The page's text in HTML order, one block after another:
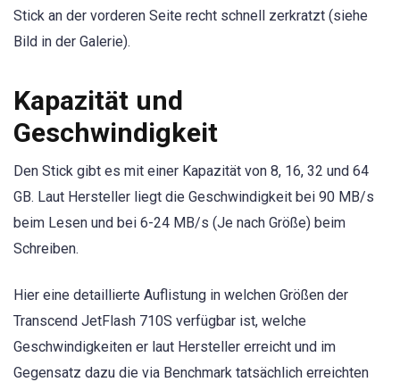
Stick an der vorderen Seite recht schnell zerkratzt (siehe
Bild in der Galerie).
Kapazität und
Geschwindigkeit
Den Stick gibt es mit einer Kapazität von 8, 16, 32 und 64
GB. Laut Hersteller liegt die Geschwindigkeit bei 90 MB/s
beim Lesen und bei 6-24 MB/s (Je nach Größe) beim
Schreiben.
Hier eine detaillierte Auflistung in welchen Größen der
Transcend JetFlash 710S verfügbar ist, welche
Geschwindigkeiten er laut Hersteller erreicht und im
Gegensatz dazu die via Benchmark tatsächlich erreichten